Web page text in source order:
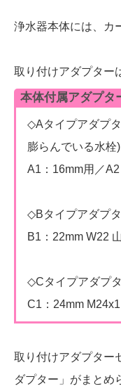
浄水器本体には、カ
取り付けアダプター
本体付属アダプタ
◇Aタイプアダプ
膨らんでいる水栓)
A1：16mm用／A2
◇Bタイプアダプ
B1：22mm W22
◇Cタイプアダプ
C1：24mm M24x1
取り付けアダプター
ダプター」がまとめ